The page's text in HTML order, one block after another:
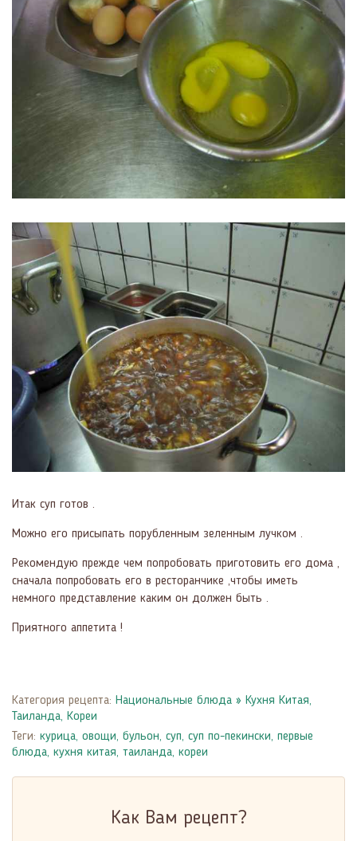
Итак суп готов .
Можно его присыпать порубленным зеленным лучком .
Рекомендую прежде чем попробовать приготовить его дома ,
сначала попробовать его в ресторанчике ,чтобы иметь
немного представление каким он должен быть .
Приятного аппетита !
Категория рецепта: Национальные блюда » Кухня Китая,
Таиланда, Кореи
Теги: курица, овощи, бульон, суп, суп по-пекински, первые
блюда, кухня китая, таиланда, кореи
Как Вам рецепт?